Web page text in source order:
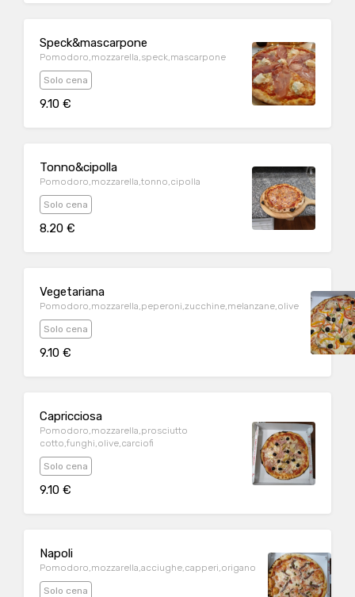
Speck&mascarpone
Pomodoro,mozzarella,speck,mascarpone
Solo cena
9.10 €
Tonno&cipolla
Pomodoro,mozzarella,tonno,cipolla
Solo cena
8.20 €
Vegetariana
Pomodoro,mozzarella,peperoni,zucchine,melanzane,olive
Solo cena
9.10 €
Capricciosa
Pomodoro,mozzarella,prosciutto
cotto,funghi,olive,carciofi
Solo cena
9.10 €
Napoli
Pomodoro,mozzarella,acciughe,capperi,origano
Solo cena